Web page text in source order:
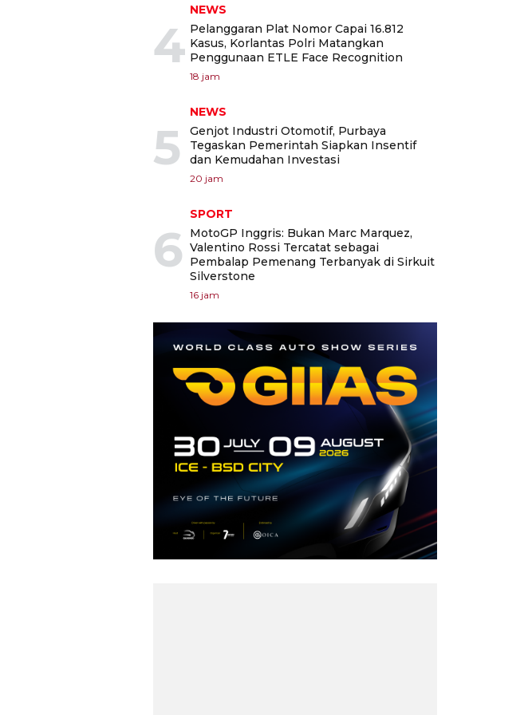
4
NEWS
Pelanggaran Plat Nomor Capai 16.812
Kasus, Korlantas Polri Matangkan
Penggunaan ETLE Face Recognition
18 jam
5
NEWS
Genjot Industri Otomotif, Purbaya
Tegaskan Pemerintah Siapkan Insentif
dan Kemudahan Investasi
20 jam
6
SPORT
MotoGP Inggris: Bukan Marc Marquez,
Valentino Rossi Tercatat sebagai
Pembalap Pemenang Terbanyak di Sirkuit
Silverstone
16 jam